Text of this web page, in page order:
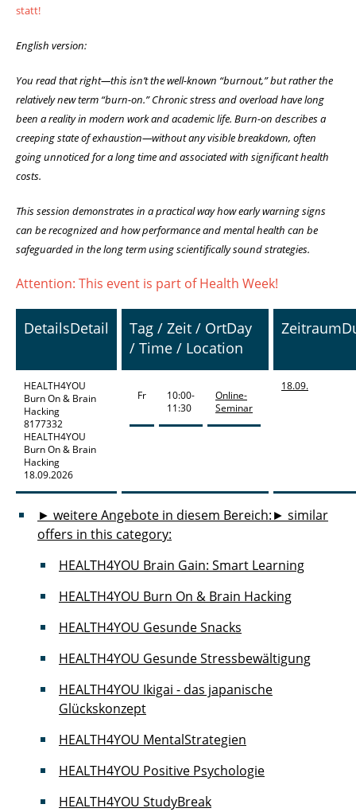
statt!
English version:
You read that right—this isn’t the well-known “burnout,” but rather the
relatively new term “burn-on.” Chronic stress and overload have long
been a reality in modern work and academic life. Burn-on describes a
creeping state of exhaustion—without any visible breakdown, often
going unnoticed for a long time and associated with significant health
costs.
This session demonstrates in a practical way how early warning signs
can be recognized and how performance and mental health can be
safeguarded in the long term using scientifically sound strategies.
Attention: This event is part of Health Week!
DetailsDetail Tag / Zeit / OrtDay
/ Time / Location
Zeitraum
HEALTH4YOU
Burn On & Brain
Hacking
8177332
HEALTH4YOU
Burn On & Brain
Hacking
18.09.2026
Fr
10:00-
11:30
Online-
Seminar
18.09.
► weitere Angebote in diesem Bereich:► similar
offers in this category:
HEALTH4YOU Brain Gain: Smart Learning
HEALTH4YOU Burn On & Brain Hacking
HEALTH4YOU Gesunde Snacks
HEALTH4YOU Gesunde Stressbewältigung
HEALTH4YOU Ikigai - das japanische
Glückskonzept
HEALTH4YOU MentalStrategien
HEALTH4YOU Positive Psychologie
HEALTH4YOU StudyBreak